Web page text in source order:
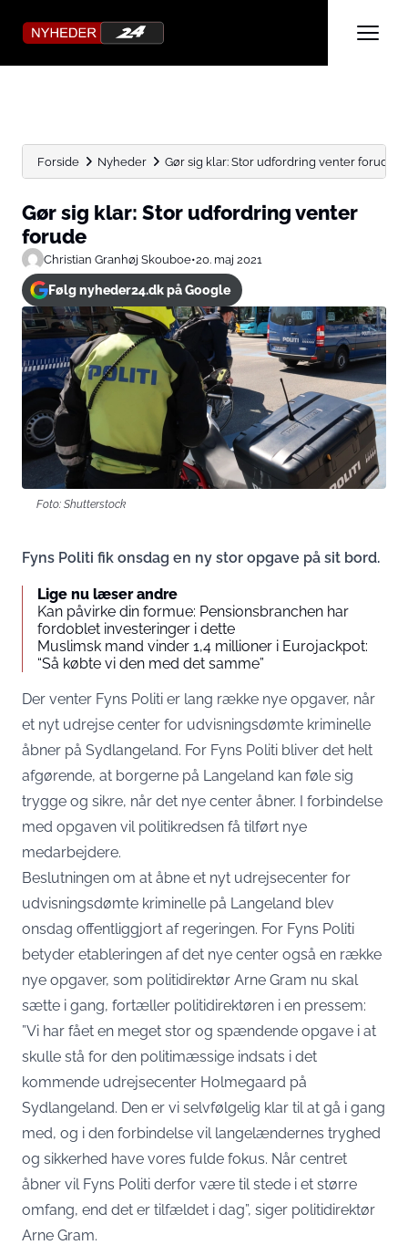
Forside Nyheder Gør sig klar: Stor udfordring venter forude
Gør sig klar: Stor udfordring venter
forude
Christian Granhøj Skouboe•20. maj 2021
Følg nyheder24.dk på Google
Foto: Shutterstock
Fyns Politi fik onsdag en ny stor opgave på sit bord.
Lige nu læser andre
Kan påvirke din formue: Pensionsbranchen har
fordoblet investeringer i dette
Muslimsk mand vinder 1,4 millioner i Eurojackpot:
“Så købte vi den med det samme”
Der venter Fyns Politi er lang række nye opgaver, når
et nyt udrejse center for udvisningsdømte kriminelle
åbner på Sydlangeland. For Fyns Politi bliver det helt
afgørende, at borgerne på Langeland kan føle sig
trygge og sikre, når det nye center åbner. I forbindelse
med opgaven vil politikredsen få tilført nye
medarbejdere.
Beslutningen om at åbne et nyt udrejsecenter for
udvisningsdømte kriminelle på Langeland blev
onsdag offentliggjort af regeringen. For Fyns Politi
betyder etableringen af det nye center også en række
nye opgaver, som politidirektør Arne Gram nu skal
sætte i gang, fortæller politidirektøren i en pressem:
”Vi har fået en meget stor og spændende opgave i at
skulle stå for den politimæssige indsats i det
kommende udrejsecenter Holmegaard på
Sydlangeland. Den er vi selvfølgelig klar til at gå i gang
med, og i den forbindelse vil langelændernes tryghed
og sikkerhed have vores fulde fokus. Når centret
åbner vil Fyns Politi derfor være til stede i et større
omfang, end det er tilfældet i dag”, siger politidirektør
Arne Gram.